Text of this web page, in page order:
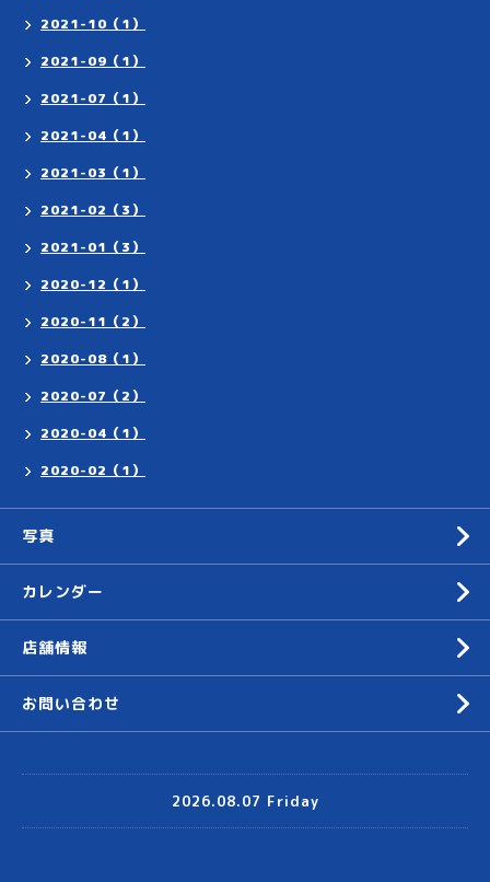
2021-10（1）
2021-09（1）
2021-07（1）
2021-04（1）
2021-03（1）
2021-02（3）
2021-01（3）
2020-12（1）
2020-11（2）
2020-08（1）
2020-07（2）
2020-04（1）
2020-02（1）
写真
カレンダー
店舗情報
お問い合わせ
2026.08.07 Friday